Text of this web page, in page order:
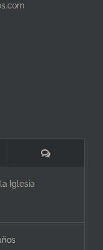
Comentarios
Iglesia